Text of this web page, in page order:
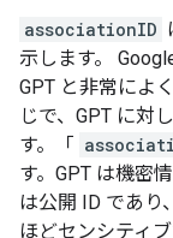
associationID
示します。
GPT と非常によ
じで、GPT に対
す。「
す。GPT は機密
は公開 ID であり
ほどセンシティ